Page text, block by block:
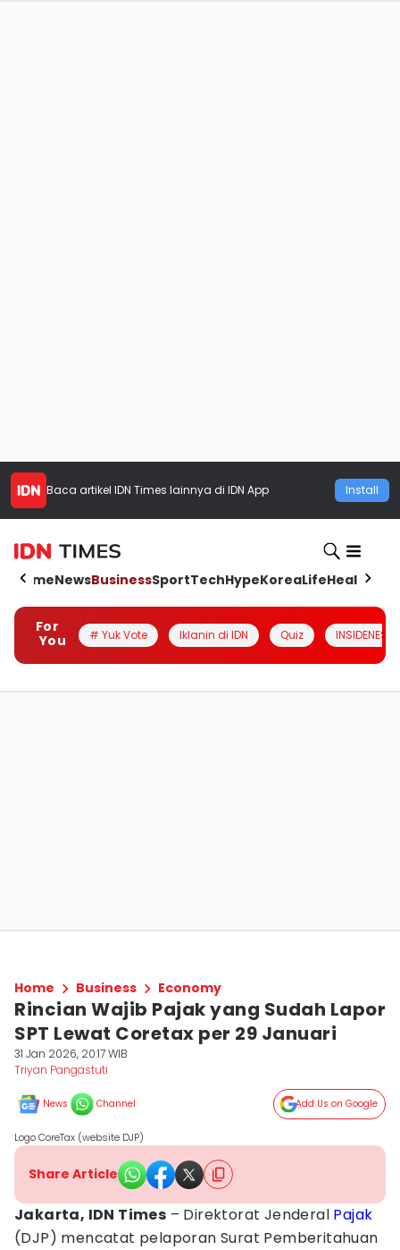
Baca artikel IDN Times lainnya di IDN App Install
HomeNewsBusinessSportTechHypeKoreaLifeHealth
For
You
# Yuk Vote Iklanin di IDN Quiz INSIDENESIA
Home Business Economy
Rincian Wajib Pajak yang Sudah Lapor
SPT Lewat Coretax per 29 Januari
31 Jan 2026, 20:17 WIB
Triyan Pangastuti
News Channel Add Us on Google
Logo CoreTax (website DJP)
Share Article
Jakarta, IDN Times – Direktorat Jenderal Pajak
(DJP) mencatat pelaporan Surat Pemberitahuan